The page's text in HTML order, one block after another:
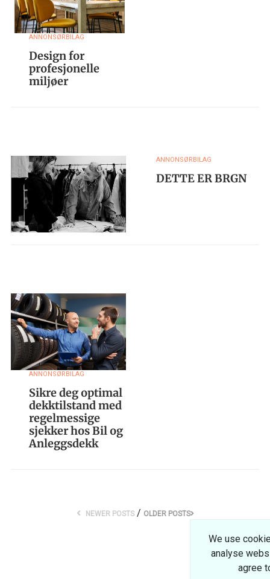
ANNONSØRBILAG
Design for
profesjonelle
miljøer
ANNONSØRBILAG
DETTE ER BRGN
ANNONSØRBILAG
Sikre deg optimal
dekktilstand med
regelmessige
sjekker hos Bil og
Anleggsdekk
NEWER POSTS / OLDER POSTS
We use
analyse
agree